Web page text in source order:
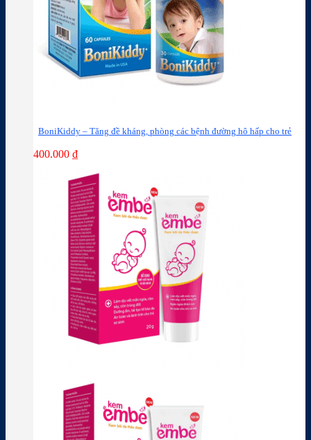
BoniKiddy – Tăng đề kháng, phòng các bệnh đường hô hấp cho trẻ
400.000 ₫